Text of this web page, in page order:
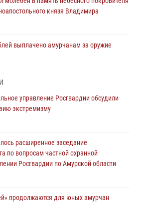
князя Владимира
выплачено амурчанам за оружие
в период с 20 по 26 июля 2026 года
условиях поступления на службу в
управление Росгвардии обсудили
экстремизму
расширенное заседание
по вопросам частной охранной
Росгвардии по Амурской области
продолжаются для юных амурчан